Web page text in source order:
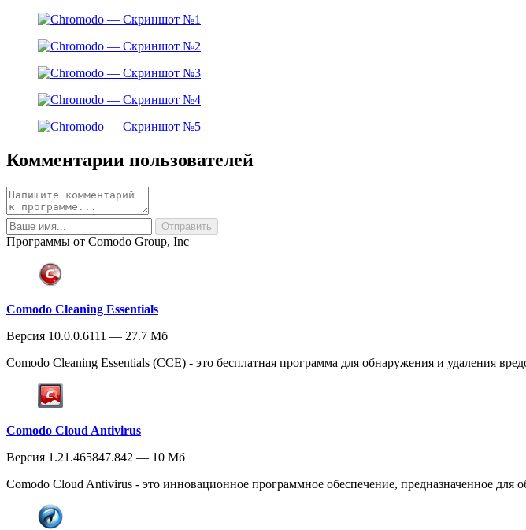
Комментарии пользователей
Программы от Comodo Group, Inc
Comodo Cleaning Essentials
Версия 10.0.0.6111 — 27.7 Мб
Comodo Cleaning Essentials (CCE) - это бесплатная программа для обнаружения и удаления
Comodo Cloud Antivirus
Версия 1.21.465847.842 — 10 Мб
Comodo Cloud Antivirus - это инновационное программное обеспечение, предназначенное для